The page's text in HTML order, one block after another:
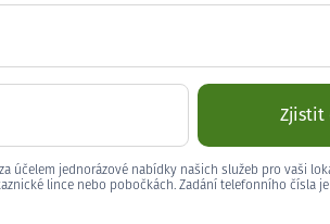
Zjistit
účelem jednorázové nabídky našich služeb pro vaši
lince nebo pobočkách. Zadání telefonního čísla